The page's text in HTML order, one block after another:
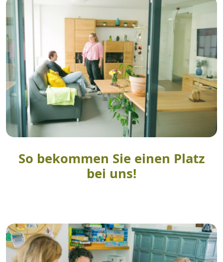
So bekommen Sie einen Platz
bei uns!